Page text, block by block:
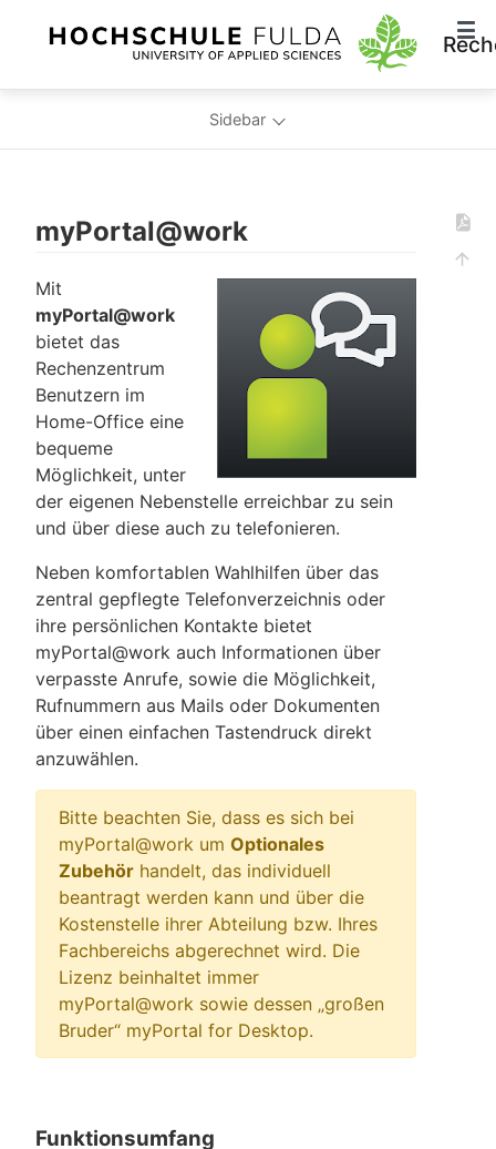
Sidebar
myPortal@work
Mit
myPortal@work
bietet das
Rechenzentrum
Benutzern im
Home-Office eine
bequeme
Möglichkeit, unter
der eigenen Nebenstelle erreichbar zu sein
und über diese auch zu telefonieren.
Neben komfortablen Wahlhilfen über das
zentral gepflegte Telefonverzeichnis oder
ihre persönlichen Kontakte bietet
myPortal@work auch Informationen über
verpasste Anrufe, sowie die Möglichkeit,
Rufnummern aus Mails oder Dokumenten
über einen einfachen Tastendruck direkt
anzuwählen.
Bitte beachten Sie, dass es sich bei
myPortal@work um Optionales
Zubehör handelt, das individuell
beantragt werden kann und über die
Kostenstelle ihrer Abteilung bzw. Ihres
Fachbereichs abgerechnet wird. Die
Lizenz beinhaltet immer
myPortal@work sowie dessen „großen
Bruder“ myPortal for Desktop.
Funktionsumfang